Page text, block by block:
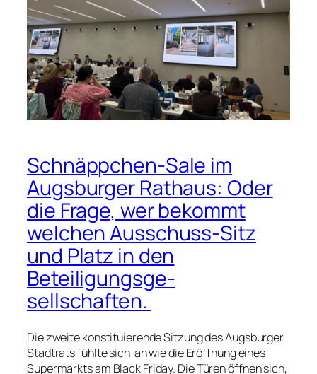
Schnäppchen-Sale im
Augsburger Rathaus: Oder
die Frage, wer bekommt
welchen Ausschuss-Sitz
und Platz in den
Beteiligungsge-
sellschaften.
Die zweite konstituierende Sitzung des Augsburger
Stadtrats fühlte sich an wie die Eröffnung eines
Supermarkts am Black Friday. Die Türen öffnen sich,